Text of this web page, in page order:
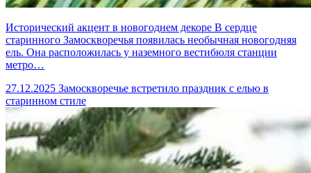
Исторический акцент в новогоднем декоре В сердце
старинного Замоскворечья появилась необычная новогодняя
ель. Она расположилась у наземного вестибюля станции
метро…
27.12.2025 Замоскворечье встретило праздник с елью в
старинном стиле